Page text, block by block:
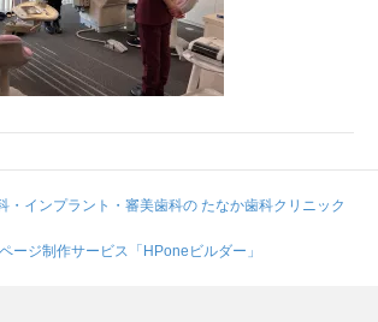
・インプラント・審美歯科の たなか歯科クリニック
ージ制作サービス「HPoneビルダー」